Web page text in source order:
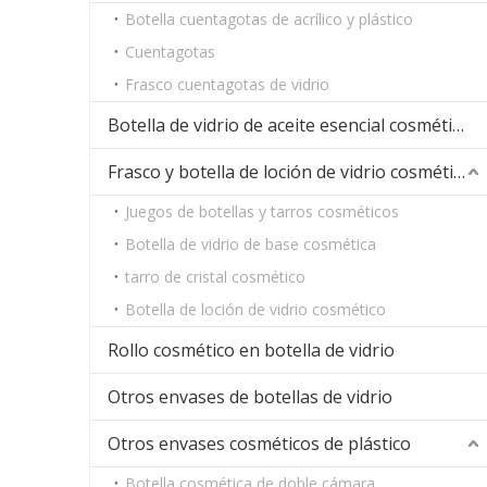
Botella cuentagotas de acrílico y plástico
Cuentagotas
Frasco cuentagotas de vidrio
Botella de vidrio de aceite esencial cosmético
Frasco y botella de loción de vidrio cosmético
Juegos de botellas y tarros cosméticos
Botella de vidrio de base cosmética
tarro de cristal cosmético
Botella de loción de vidrio cosmético
Rollo cosmético en botella de vidrio
Otros envases de botellas de vidrio
Otros envases cosméticos de plástico